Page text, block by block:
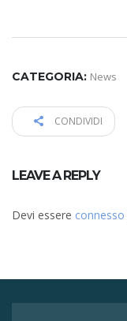
CATEGORIA: News
CONDIVIDI
LEAVE A REPLY
Devi essere connesso